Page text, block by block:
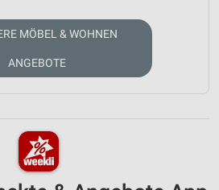
MÖBEL & WOHNEN
ANGEBOTE